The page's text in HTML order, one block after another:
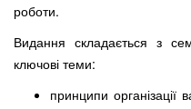
роботи.
Видання складається з
ключові теми:
принципи організації